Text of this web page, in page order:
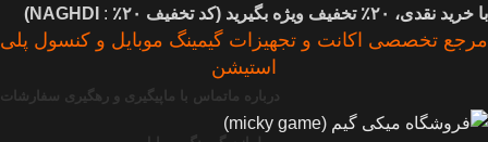
با خرید نقدی، ۲۰٪ تخفیف ویژه بگیرید ( کد تخفیف ۲۰٪ :
NAGHDI)
مرجع تخصصی اکانت و تجهیزات گیمینگ موبایل و کنسول پلی
استیشن
درباره ما تماس با ما پیگیری و رهگیری سفارشات